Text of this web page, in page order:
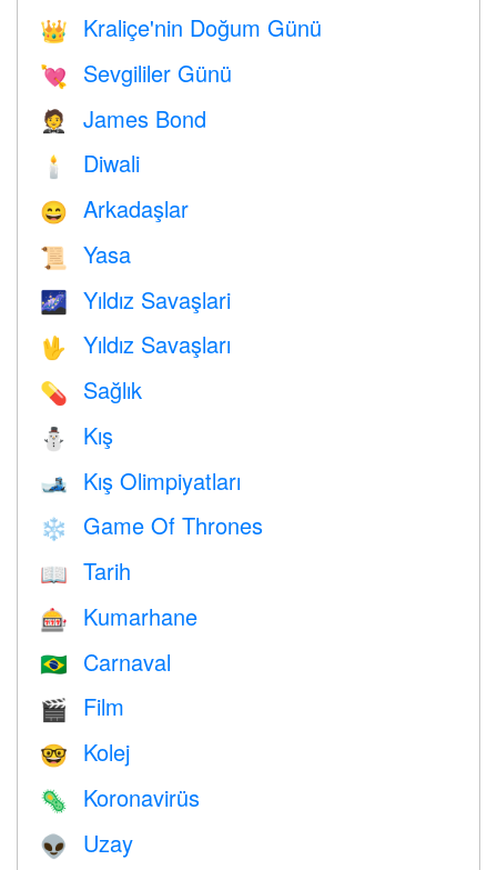
👑 Kraliçe'nin Doğum Günü
💘 Sevgililer Günü
🤵 James Bond
🕯 Diwali
😄 Arkadaşlar
📜 Yasa
🌌 Yıldız Savaşlari
🖖 Yıldız Savaşları
💊 Sağlık
⛄ Kış
🎿 Kış Olimpiyatları
❄️ Game Of Thrones
📖 Tarih
🎰 Kumarhane
🇧🇷 Carnaval
🎬 Film
🤓 Kolej
🦠 Koronavirüs
👽 Uzay